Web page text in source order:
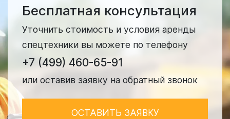
Бесплатная консультация
Уточнить стоимость и условия аренды
спецтехники вы можете по телефону
+7 (499) 460-65-91
или оставив заявку на обратный звонок
ОСТАВИТЬ ЗАЯВКУ